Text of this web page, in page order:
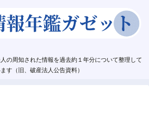
の周知された情報を過去約１年分について整理して
す（旧、破産法人公告資料）